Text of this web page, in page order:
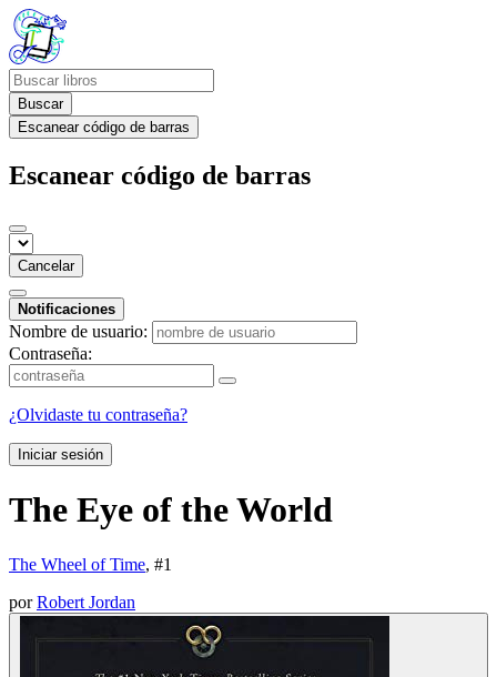
Buscar
Escanear código de barras
Escanear código de barras
Cancelar
Notificaciones
Nombre de usuario:
Contraseña:
¿Olvidaste tu contraseña?
Iniciar sesión
The Eye of the World
The Wheel of Time, #1
porRobert Jordan